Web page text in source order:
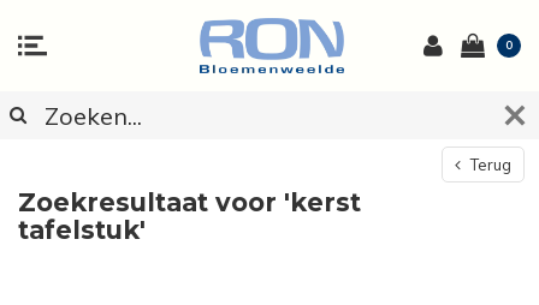
0
Terug
Zoekresultaat voor 'kerst
tafelstuk'